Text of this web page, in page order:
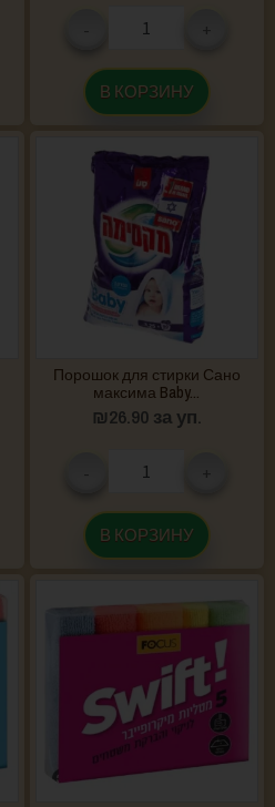
В КОРЗИНУ
Порошок для стирки Сано
максима Baby...
₪26.90 за уп.
В КОРЗИНУ